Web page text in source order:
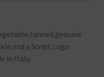
tanned genuine
and a Script Logo
in Italy.